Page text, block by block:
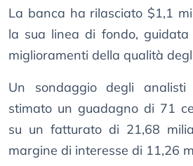
La banca ha rilasciato $1,1
la sua linea di fondo,
miglioramenti della qualità
Un sondaggio degli
stimato un guadagno di 71
su un fatturato di 21,68
margine di interesse di 11,26